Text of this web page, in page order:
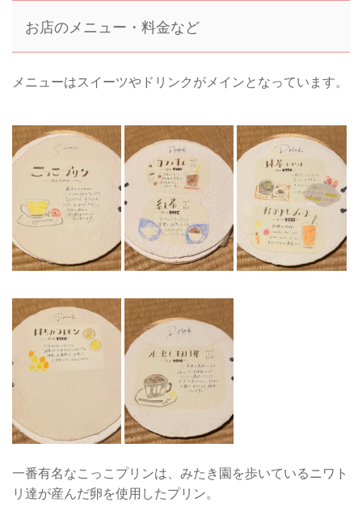
お店のメニュー・料金など
メニューはスイーツやドリンクがメインとなっています。
一番有名なこっこプリンは、みたき園を歩いているニワト
リ達が産んだ卵を使用したプリン。